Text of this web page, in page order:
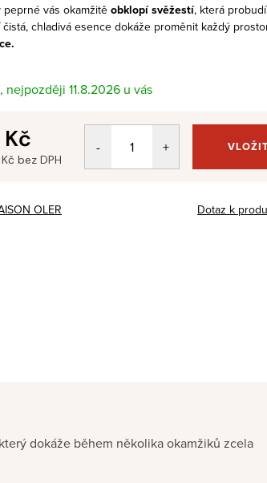
peprné vás okamžitě obklopí svěžestí, která
čistá, chladivá esence dokáže proměnit každý
11.8.2026
bez DPH
OLER Dotaz k
dokáže během několika okamžiků zcela